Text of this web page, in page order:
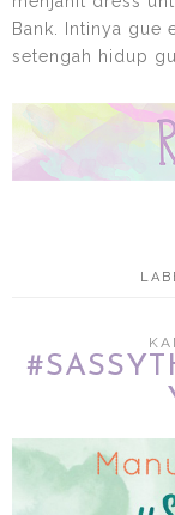
Bank. Intinya gue
setengah hidup